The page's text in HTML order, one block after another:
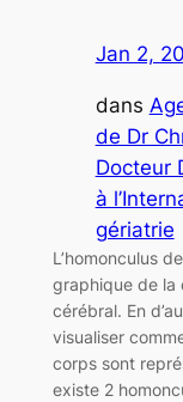
Jan 2,
dans
de Dr
Docteur
à
gériatrie
L’homonculus
graphique de la
cérébral. En
visualiser
corps sont
existe 2